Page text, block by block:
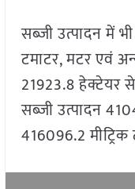
सब्जी उत्पादन में
टमाटर, मटर एवं
21923.8 हेक्टेयर
सब्जी उत्पादन
416096.2